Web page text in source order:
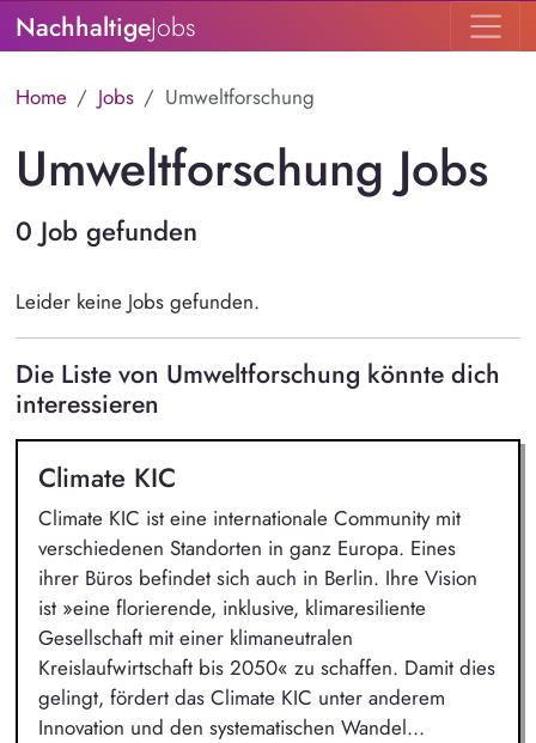
NachhaltigeJobs
Home Jobs Umweltforschung
Umweltforschung Jobs
0 Job gefunden
Leider keine Jobs gefunden.
Die Liste von Umweltforschung könnte dich
interessieren
Climate KIC
Climate KIC ist eine internationale Community mit
verschiedenen Standorten in ganz Europa. Eines
ihrer Büros befindet sich auch in Berlin. Ihre Vision
ist »eine florierende, inklusive, klimaresiliente
Gesellschaft mit einer klimaneutralen
Kreislaufwirtschaft bis 2050« zu schaffen. Damit dies
gelingt, fördert das Climate KIC unter anderem
Innovation und den systematischen Wandel...